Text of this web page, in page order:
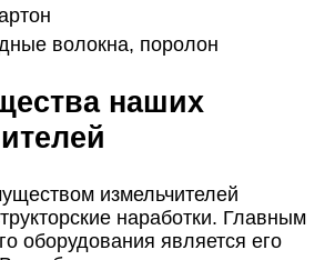
волокна, поролон
наших
измельчителей
наработки. Главным
оборудования является его